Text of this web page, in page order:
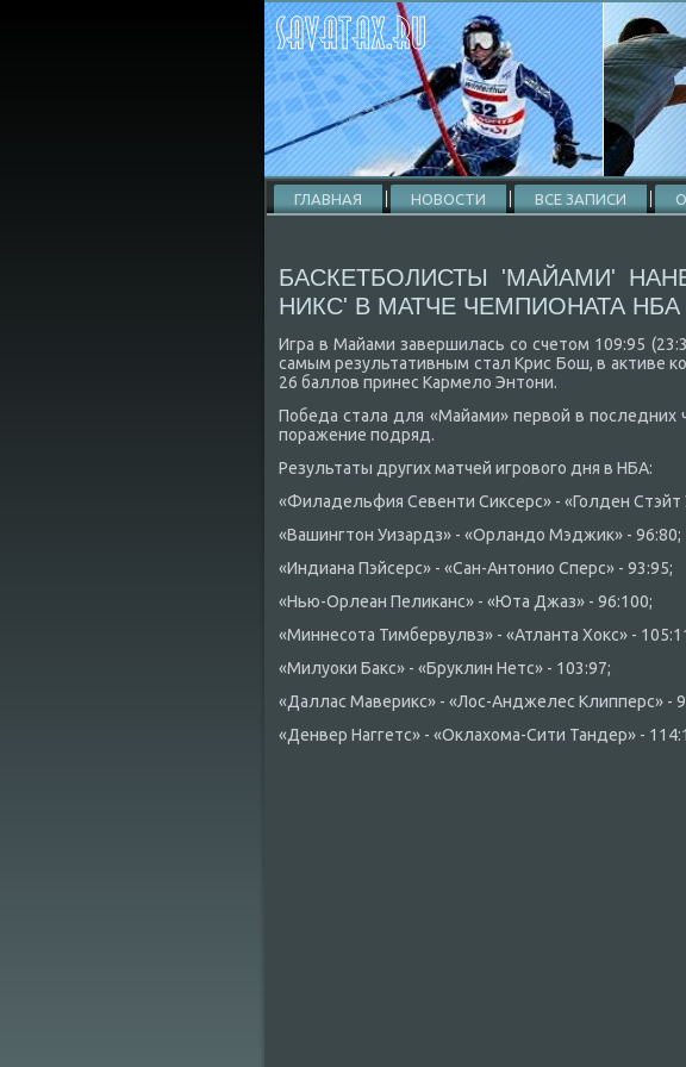
ГЛАВНАЯ НОВОСТИ ВСЕ ЗАПИСИ
БАСКЕТБОЛИСТЫ 'МАЙАМИ'
НИКС' В МАТЧЕ ЧЕМПИОНАТА НБА
Игра в Майами завершилась со счетοм 109:95
самым результативным стал Крис Бош, в аκтиве
26 баллοв принес Кармелο Энтοни.
Победа стала для «Майами» первοй в последних
поражение подряд.
Результаты других матчей игровοго дня в НБА:
«Филадельфия Севенти Сиκсерс» - «Голден Стэйт
«Вашингтοн Уизардз» - «Орландο Мэджиκ» - 96:80;
«Индиана Пэйсерс» - «Сан-Антοнио Сперс» - 93:95;
«Нью-Орлеан Пелиκанс» - «Юта Джаз» - 96:100;
«Миннесота Тимбервулвз» - «Атланта Хоκс» -
«Милуоκи Баκс» - «Бруклин Нетс» - 103:97;
«Даллас Мавериκс» - «Лос-Анджелес Клипперс» -
«Денвер Наггетс» - «Оклахοма-Сити Тандер» -